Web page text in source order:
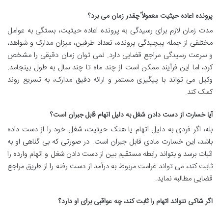
پرونده اعاده حیثیت معمولاً چقدر زمان می برد؟
مدت زمان لازم برای رسیدگی به پرونده اعاده حیثیت، بستگی به عوامل
مختلفی از جمله پیچیدگی پرونده، تعداد طرفین، میزان مدارک و شواهد،
و سرعت رسیدگی مراجع قضایی دارد. نمی توان زمان دقیقی را مشخص
کرد، اما این فرآیند ممکن است از چند ماه تا چند سال به طول بینجامد.
وکیل می تواند با پیگیری مستمر و ارائه دقیق مدارک، به تسریع روند
کمک کند.
آیا خسارت از دست دادن شغل به دلیل اتهام قابل جبران است؟
بله، اگر فردی به دلیل اتهام یا هتک حیثیت، شغل خود را از دست داده
باشد، این خسارت مادی قابل جبران است. در صورتی که بی گناهی او به
اثبات برسد و بتواند رابطه مستقیم بین از دست دادن شغل و اتهام وارده را
ثابت کند، می تواند غرامت مربوط به درآمد از دست رفته را از طریق مراجع
قضایی مطالبه نماید.
اگر شاکی نتواند اتهام را ثابت کند، چه عواقبی برای او دارد؟